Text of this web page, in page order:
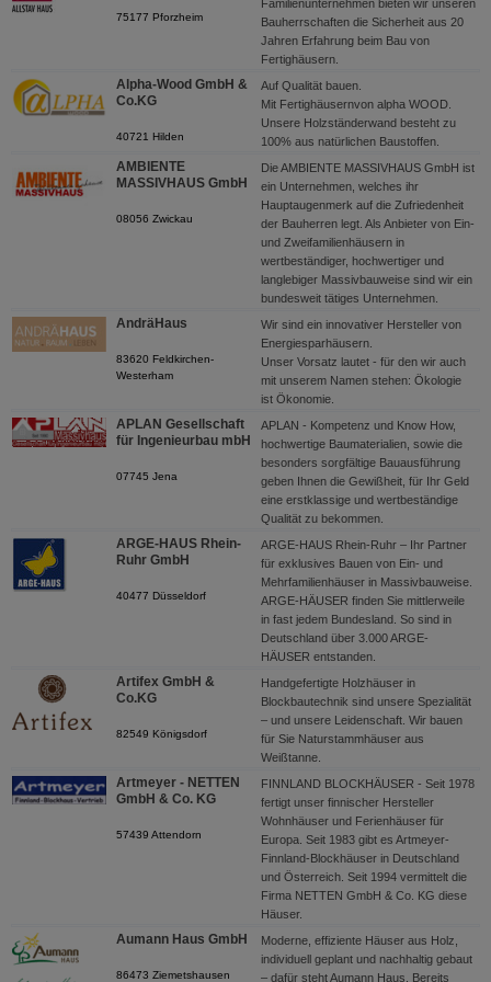
75177 Pforzheim
Familienunternehmen bieten wir unseren
Bauherrschaften die Sicherheit aus 20
Jahren Erfahrung beim Bau von
Fertighäusern.
Alpha-Wood GmbH &
Co.KG
40721 Hilden
Auf Qualität bauen.
Mit Fertighäusernvon alpha WOOD.
Unsere Holzständerwand besteht zu
100% aus natürlichen Baustoffen.
AMBIENTE
MASSIVHAUS GmbH
08056 Zwickau
Die AMBIENTE MASSIVHAUS GmbH ist
ein Unternehmen, welches ihr
Hauptaugenmerk auf die Zufriedenheit
der Bauherren legt. Als Anbieter von Ein-
und Zweifamilienhäusern in
wertbeständiger, hochwertiger und
langlebiger Massivbauweise sind wir ein
bundesweit tätiges Unternehmen.
AndräHaus
83620 Feldkirchen-
Westerham
Wir sind ein innovativer Hersteller von
Energiesparhäusern.
Unser Vorsatz lautet - für den wir auch
mit unserem Namen stehen: Ökologie
ist Ökonomie.
APLAN Gesellschaft
für Ingenieurbau mbH
07745 Jena
APLAN - Kompetenz und Know How,
hochwertige Baumaterialien, sowie die
besonders sorgfältige Bauausführung
geben Ihnen die Gewißheit, für Ihr Geld
eine erstklassige und wertbeständige
Qualität zu bekommen.
ARGE-HAUS Rhein-
Ruhr GmbH
40477 Düsseldorf
ARGE-HAUS Rhein-Ruhr – Ihr Partner
für exklusives Bauen von Ein- und
Mehrfamilienhäuser in Massivbauweise.
ARGE-HÄUSER finden Sie mittlerweile
in fast jedem Bundesland. So sind in
Deutschland über 3.000 ARGE-
HÄUSER entstanden.
Artifex GmbH &
Co.KG
82549 Königsdorf
Handgefertigte Holzhäuser in
Blockbautechnik sind unsere Spezialität
– und unsere Leidenschaft. Wir bauen
für Sie Naturstammhäuser aus
Weißtanne.
Artmeyer - NETTEN
GmbH & Co. KG
57439 Attendorn
FINNLAND BLOCKHÄUSER - Seit 1978
fertigt unser finnischer Hersteller
Wohnhäuser und Ferienhäuser für
Europa. Seit 1983 gibt es Artmeyer-
Finnland-Blockhäuser in Deutschland
und Österreich. Seit 1994 vermittelt die
Firma NETTEN GmbH & Co. KG diese
Häuser.
Aumann Haus GmbH
86473 Ziemetshausen
Moderne, effiziente Häuser aus Holz,
individuell geplant und nachhaltig gebaut
– dafür steht Aumann Haus. Bereits